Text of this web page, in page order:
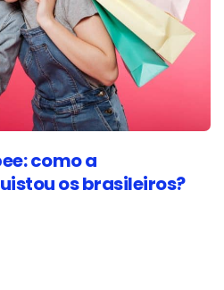
como a
os brasileiros?